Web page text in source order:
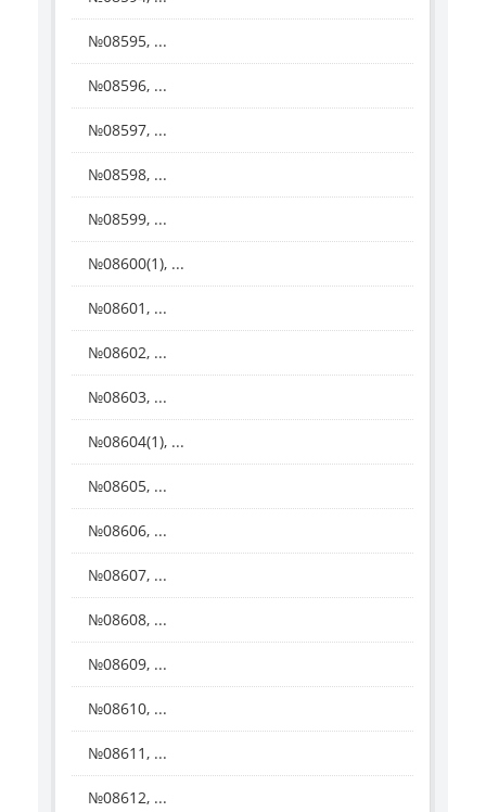
№08595, ...
№08596, ...
№08597, ...
№08598, ...
№08599, ...
№08600(1), ...
№08601, ...
№08602, ...
№08603, ...
№08604(1), ...
№08605, ...
№08606, ...
№08607, ...
№08608, ...
№08609, ...
№08610, ...
№08611, ...
№08612, ...